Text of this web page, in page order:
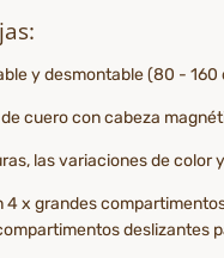
y desmontable (80 - 160
cuero con cabeza
las variaciones de
x grandes
deslizantes